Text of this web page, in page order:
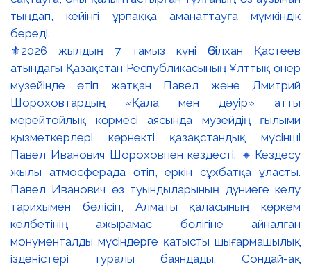
⚜️2026 жылдың 7 тамыз күні Әбілхан Қастеев
атындағы Қазақстан Республикасының Ұлттық өнер
музейінде өтіп жатқан Павел және Дмитрий
Шороховтардың «Қала мен дәуір» атты
мерейтойлық көрмесі аясында музейдің ғылыми
қызметкерлері көрнекті қазақстандық мүсінші
Павел Иванович Шороховпен кездесті. 🔸Кездесу
жылы атмосферада өтіп, еркін сұхбатқа ұласты.
Павел Иванович өз туындыларының дүниеге келу
тарихымен бөлісіп, Алматы қаласының көркем
келбетінің ажырамас бөлігіне айналған
монументалды мүсіндерге қатысты шығармашылық
ізденістері туралы баяндады. Сондай-ақ